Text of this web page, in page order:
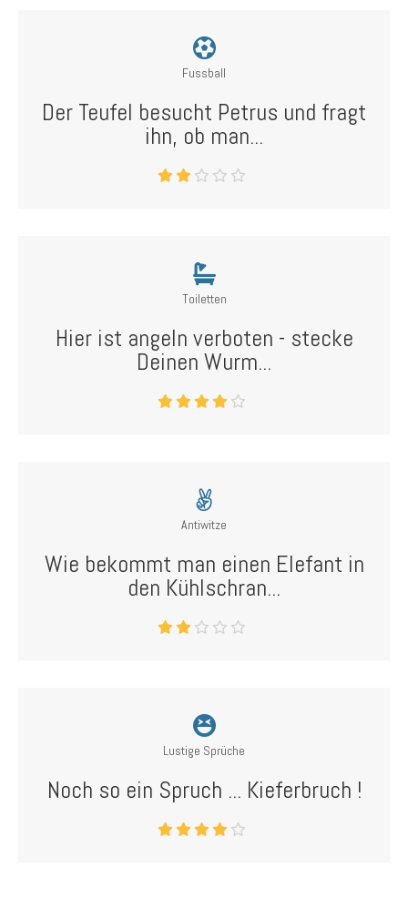
Fussball
Der Teufel besucht Petrus und fragt
ihn, ob man...
Toiletten
Hier ist angeln verboten - stecke
Deinen Wurm...
Antiwitze
Wie bekommt man einen Elefant in
den Kühlschran...
Lustige Sprüche
Noch so ein Spruch ... Kieferbruch !